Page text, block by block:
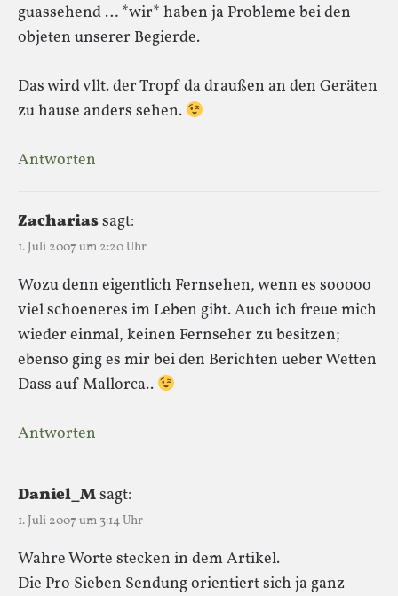
guassehend … *wir* haben ja Probleme bei den
objeten unserer Begierde.
Das wird vllt. der Tropf da draußen an den Geräten
zu hause anders sehen.
Antworten
Zachariassagt:
1. Juli 2007 um 2:20 Uhr
Wozu denn eigentlich Fernsehen, wenn es sooooo
viel schoeneres im Leben gibt. Auch ich freue mich
wieder einmal, keinen Fernseher zu besitzen;
ebenso ging es mir bei den Berichten ueber Wetten
Dass auf Mallorca..
Antworten
Daniel_Msagt:
1. Juli 2007 um 3:14 Uhr
Wahre Worte stecken in dem Artikel.
Die Pro Sieben Sendung orientiert sich ja ganz